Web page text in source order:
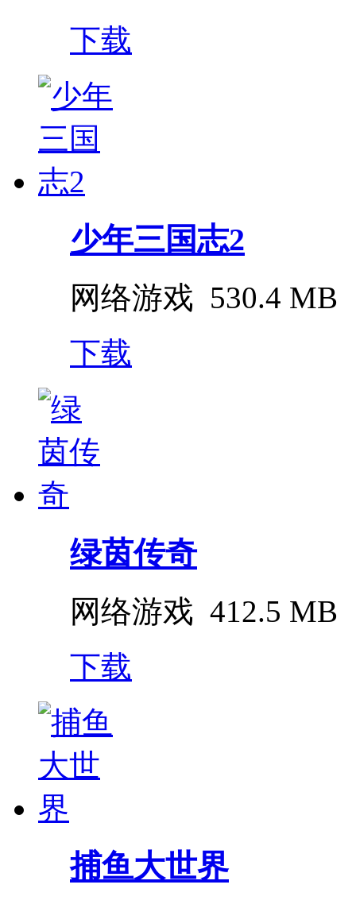
下载
少年三国志2
网络游戏 530.4 MB
下载
绿茵传奇
网络游戏 412.5 MB
下载
捕鱼大世界